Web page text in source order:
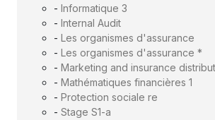
- Informatique 3
- Internal Audit
- Les organismes d'assurance
- Les organismes d'assurance *
- Marketing and insurance
- Mathématiques financières 1
- Protection sociale re
- Stage S1-a